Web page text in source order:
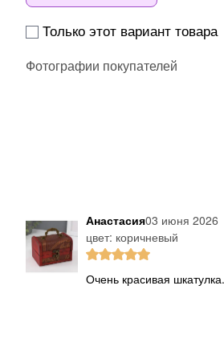
Только этот вариант товара
Фотографии покупателей
Анастасия03 июня 2026
цвет: коричневый
Очень красивая